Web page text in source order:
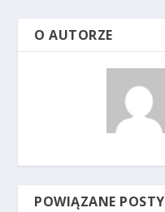
O AUTORZE
POWIĄZANE POSTY